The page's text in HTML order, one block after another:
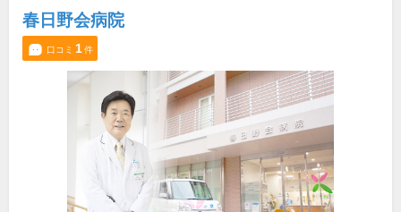
春日野会病院
口コミ 1件